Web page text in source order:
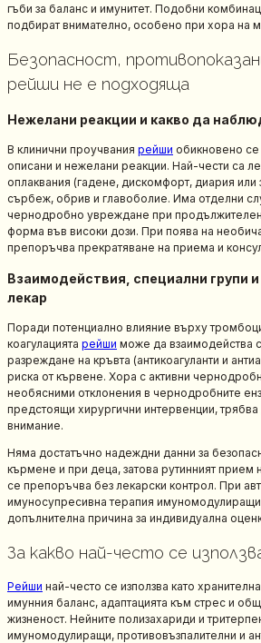
гъби за баланс и имунитет. Подобни
подбират внимателно, особено при хора на
Безопасност,
рейши не е подходяща
Нежелани реакции и какво да
В клинични проучвания рейши обикновено
описани и нежелани реакции. Най-чести са
оплаквания (гадене, дискомфорт, диария или
сърбеж, обрив и главоболие. Има отделни
чернодробно увреждане при
форма във високи дози. При поява на
препоръчва прекратяване на приема и
Взаимодействия, специални групи и
лекар
Поради потенциално влияние върху
коагулацията рейши може да взаимодейства с
разреждане на кръвта (антикоагуланти и
риска от кървене. Хора с активни
необясними отклонения в чернодробните
предстоящи хирургични интервенции,
внимание.
Няма достатъчно надеждни данни за
кърмене и при деца, затова рутинният прием
се препоръчва без лекарски контрол. При
имуносупресивна терапия
допълнителна причина за индивидуална
За какво най-често се
Рейши най-често се използва като
имунния баланс, адаптацията към стрес и
жизненост. Нейните полизахариди и
имуномодулиращи, противовъзпалителни и